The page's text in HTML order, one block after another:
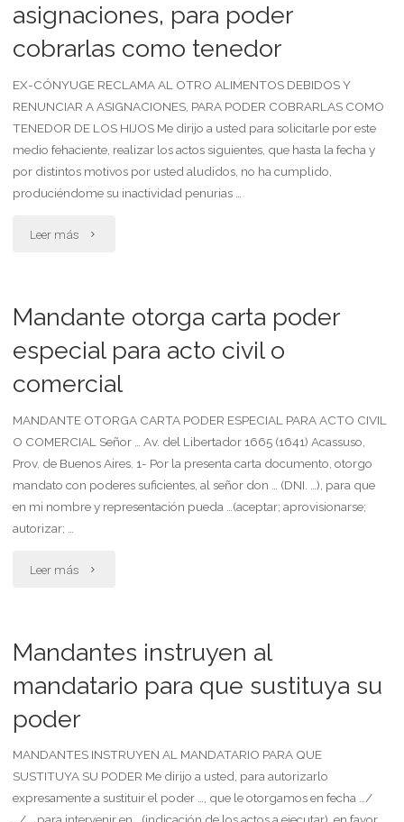
donatario"
entrega
de
posesión
transferencia
de
donatario"
asignaciones, para poder
cobrarlas como tenedor
EX-CÓNYUGE RECLAMA AL OTRO ALIMENTOS DEBIDOS Y
RENUNCIAR A ASIGNACIONES, PARA PODER COBRARLAS COMO
TENEDOR DE LOS HIJOS Me dirijo a usted para solicitarle por este
medio fehaciente, realizar los actos siguientes, que hasta la fecha y
por distintos motivos por usted aludidos, no ha cumplido,
produciéndome su inactividad penurias …
Leer más "Ex
reclama
al
otro
alimentos
debidos
y
poder
tenedor"
Mandante otorga carta poder
especial para acto civil o
comercial
MANDANTE OTORGA CARTA PODER ESPECIAL PARA ACTO CIVIL
O COMERCIAL Señor … Av. del Libertador 1665 (1641) Acassuso,
Prov. de Buenos Aires. 1- Por la presenta carta documento, otorgo
mandato con poderes suficientes, al señor don … (DNI. …), para que
en mi nombre y representación pueda …(aceptar; aprovisionarse;
autorizar; …
Leer más "Mandante
poder
para
acto
Mandantes instruyen al
mandatario para que sustituya su
poder
MANDANTES INSTRUYEN AL MANDATARIO PARA QUE
SUSTITUYA SU PODER Me dirijo a usted, para autorizarlo
expresamente a sustituir el poder …, que le otorgamos en fecha …/